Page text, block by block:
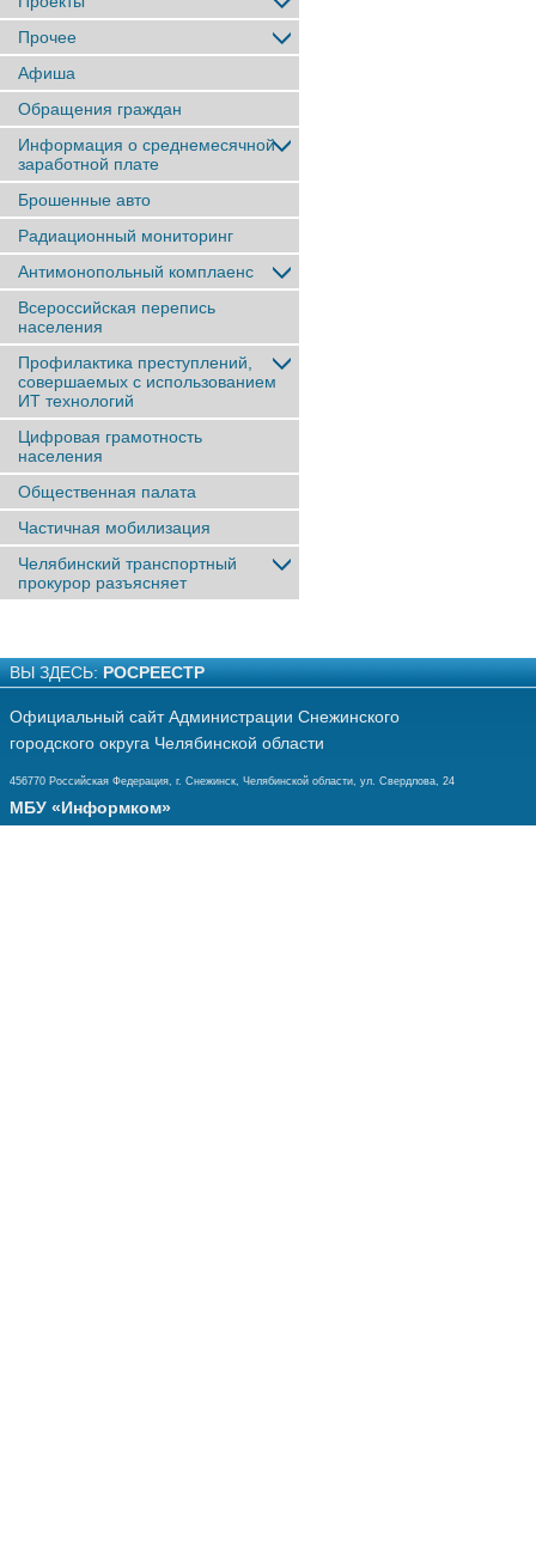
Прочее
Афиша
Обращения граждан
Информация о среднемесячной
заработной плате
Брошенные авто
Радиационный мониторинг
Антимонопольный комплаенс
Всероссийская перепись
населения
Профилактика преступлений,
совершаемых с использованием
ИТ технологий
Цифровая грамотность
населения
Общественная палата
Частичная мобилизация
Челябинский транспортный
прокурор разъясняет
ВЫ ЗДЕСЬ: РОСРЕЕСТР
Официальный сайт Администрации Снежинского
городского округа Челябинской области
456770 Российская Федерация, г. Снежинск, Челябинской области, ул. Свердлова, 24
МБУ «Информком»